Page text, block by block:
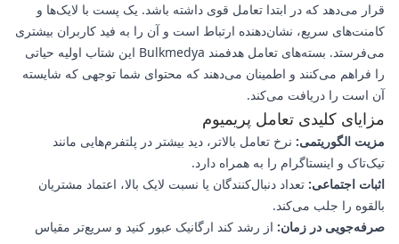
قرار می‌دهد که در ابتدا تعامل قوی داشته باشد. یک پست با لایک‌ها و
کامنت‌های سریع، نشان‌دهنده ارتباط است و آن را به فید کاربران بیشتری
می‌فرستد. بسته‌های تعامل هدفمند Bulkmedya این شتاب اولیه حیاتی
را فراهم می‌کنند و اطمینان می‌دهند که محتوای شما توجهی که شایسته
آن است را دریافت می‌کند.
مزایای کلیدی تعامل پریمیوم
مزیت الگوریتمی: نرخ تعامل بالاتر، دید بیشتر در پلتفرم‌هایی مانند
تیک‌تاک و اینستاگرام را به همراه دارد.
اثبات اجتماعی: تعداد دنبال‌کنندگان یا نسبت لایک بالا، اعتماد مشتریان
بالقوه را جلب می‌کند.
صرفه‌جویی در زمان: از رشد کند ارگانیک عبور کنید و سریع‌تر مقیاس